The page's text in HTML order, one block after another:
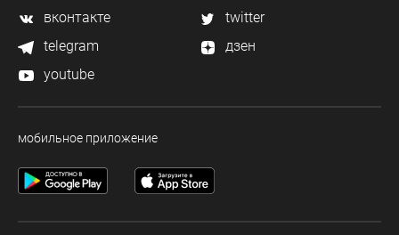
вконтакте
twitter
telegram
дзен
youtube
мобильное приложение